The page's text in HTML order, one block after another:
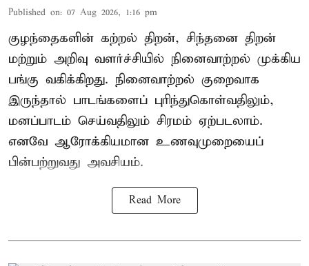
Published on: 07 Aug 2026, 1:16 pm
குழந்தைகளின் கற்றல் திறன், சிந்தனை திறன்
மற்றும் அறிவு வளர்ச்சியில் நினைவாற்றல் முக்கிய
பங்கு வகிக்கிறது. நினைவாற்றல் குறைவாக
இருந்தால் பாடங்களைப் புரிந்துகொள்வதிலும்,
மனப்பாடம் செய்வதிலும் சிரமம் ஏற்படலாம்.
எனவே ஆரோக்கியமான உணவுமுறையைப்
பின்பற்றுவது அவசியம்.
Read More